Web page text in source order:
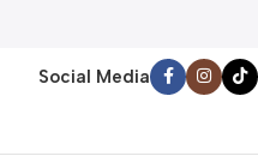
Social Media